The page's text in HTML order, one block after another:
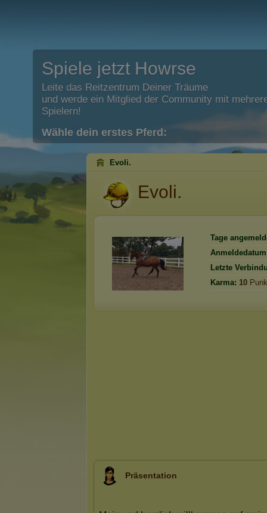
Spiele jetzt Howrse
Leite das Reitzentrum Deiner Träume
und werde ein Mitglied der Community mit
Spielern!
Wähle dein erstes Pferd:
Evoli.
Evoli.
Tage
Letzte
Karma: 10
Präsentation